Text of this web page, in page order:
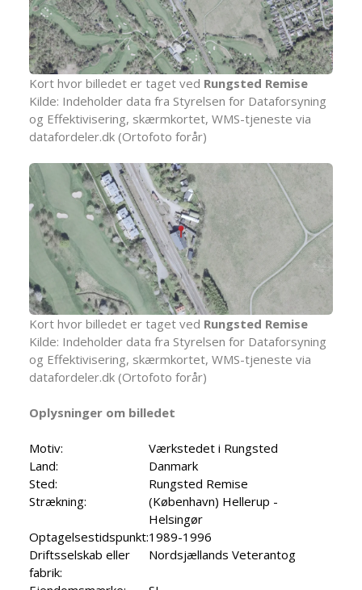
Kort hvor billedet er taget ved Rungsted Remise
Kilde: Indeholder data fra Styrelsen for Dataforsyning
og Effektivisering, skærmkortet, WMS-tjeneste via
datafordeler.dk (Ortofoto forår)
Kort hvor billedet er taget ved Rungsted Remise
Kilde: Indeholder data fra Styrelsen for Dataforsyning
og Effektivisering, skærmkortet, WMS-tjeneste via
datafordeler.dk (Ortofoto forår)
Oplysninger om billedet
Motiv:
Værkstedet i Rungsted
Land:
Danmark
Sted:
Rungsted Remise
Strækning:
(København) Hellerup -
Helsingør
Optagelsestidspunkt:1989-1996
Driftsselskab eller
fabrik:
Nordsjællands Veterantog